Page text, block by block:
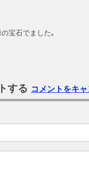
宝石でました｡
する コメントをキ